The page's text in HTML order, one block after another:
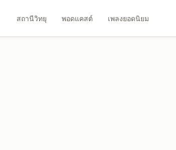
สถานีวิทยุ พอดแคสต์ เพลงยอดนิยม